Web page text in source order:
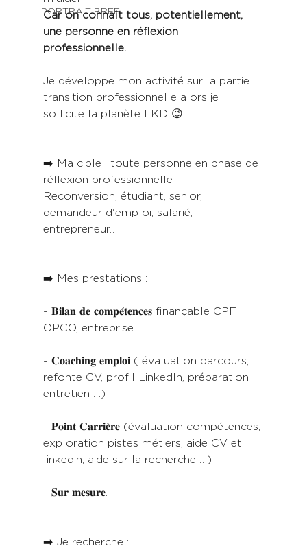
PORTRAIT BREF
Car on connaît tous, potentiellement,
une personne en réflexion
professionnelle.
Je développe mon activité sur la partie
transition professionnelle alors je
sollicite la planète LKD 😉
➡️ Ma cible : toute personne en phase de
réflexion professionnelle :
Reconversion, étudiant, senior,
demandeur d'emploi, salarié,
entrepreneur…
➡️ Mes prestations :
- 𝐁𝐢𝐥𝐚𝐧 𝐝𝐞 𝐜𝐨𝐦𝐩𝐞́𝐭𝐞𝐧𝐜𝐞𝐬 finançable CPF,
OPCO, entreprise…
- 𝐂𝐨𝐚𝐜𝐡𝐢𝐧𝐠 𝐞𝐦𝐩𝐥𝐨𝐢 ( évaluation parcours,
refonte CV, profil LinkedIn, préparation
entretien …)
- 𝐏𝐨𝐢𝐧𝐭 𝐂𝐚𝐫𝐫𝐢𝐞̀𝐫𝐞 (évaluation compétences,
exploration pistes métiers, aide CV et
linkedin, aide sur la recherche …)
- 𝐒𝐮𝐫 𝐦𝐞𝐬𝐮𝐫𝐞.
➡️ Je recherche :